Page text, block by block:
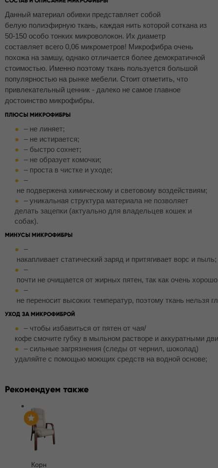
Данный материал обивки представляет собой
белую полиэфирную ткань, каждая нить которой соткана из
50-150 особо тонких микроволокон. Их диаметр
составляет всего 0,06 микрометров! Микрофибра очень
похожа на замшу, однако отличается более демократичной
стоимостью. Именно поэтому ткань пользуется большой
популярностью на рынке мебели. Стоит отметить, что
привлекательный ценник - далеко не самое главное
достоинство микрофибры.
ПЛЮСЫ МИКРОФИБРЫ
– не линяет;
– не истирается;
– быстро сохнет;
– не образует комочки;
– проста в чистке и уходе;
–
не подвержена химическому и световому воздействиям;
– уникальная структура материала не позволяет
делать зацепки (актуально для владельцев кошек и
собак).
МИНУСЫ МИКРОФИБРЫ
–
накапливает статический заряд и притягивает ворс и пыль;
–
почти не очищается от жирных пятен, так как очень
–
не переносит высоких температур, поэтому ткань нельзя
УХОД ЗА МИКРОФИБРОЙ
– чтобы избавиться от пятен от чая/
кофе смочите губку в мыльном растворе и аккуратными
– сильные загрязнения (следы от чернил, шоколад)
удаляйте с помощью моющих средств на водной основе;
Рекомендуем также
Корн